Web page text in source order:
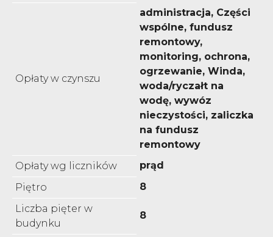
Opłaty w czynszu
administracja, Części
wspólne, fundusz
remontowy,
monitoring, ochrona,
ogrzewanie, Winda,
woda/ryczałt na
wodę, wywóz
nieczystości, zaliczka
na fundusz
remontowy
Opłaty wg liczników
prąd
Piętro
8
Liczba pięter w
budynku
8